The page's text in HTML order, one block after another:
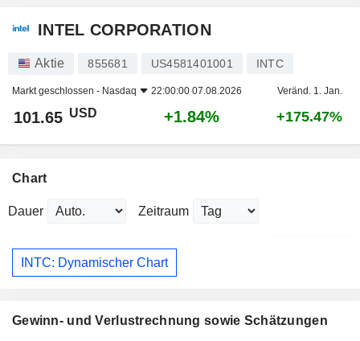
INTEL CORPORATION
Aktie 855681 US4581401001 INTC
Markt geschlossen - Nasdaq 22:00:00 07.08.2026 Veränd. 1. Jan.
101.65 USD +1.84% +175.47%
Chart
Dauer Zeitraum
INTC: Dynamischer Chart
Gewinn- und Verlustrechnung sowie Schätzungen